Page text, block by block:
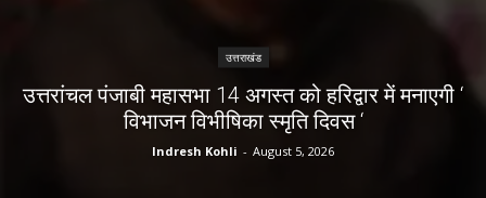
उत्तराखंड
उत्तरांचल पंजाबी महासभा 14 अगस्त को हरिद्वार में मनाएगी ‘
विभाजन विभीषिका स्मृति दिवस ‘
Indresh Kohli - August 5, 2026